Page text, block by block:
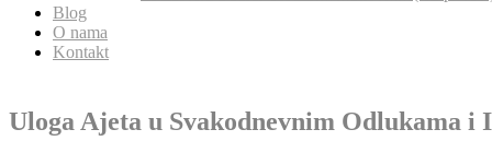
Blog
O nama
Kontakt
Uloga Ajeta u Svakodnevnim Odlukama i